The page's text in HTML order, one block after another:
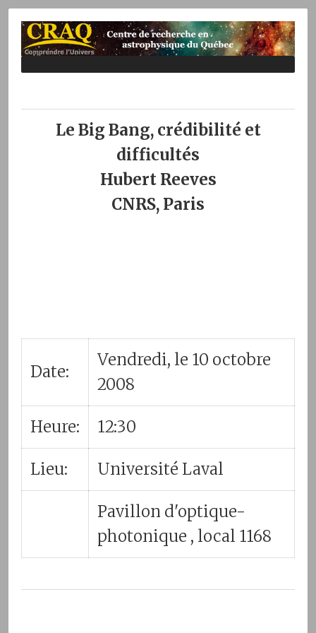
Le Big Bang, crédibilité et
difficultés
Hubert Reeves
CNRS, Paris
Date:
Vendredi, le 10 octobre
2008
Heure: 12:30
Lieu: Université Laval
Pavillon d'optique-
photonique , local 1168